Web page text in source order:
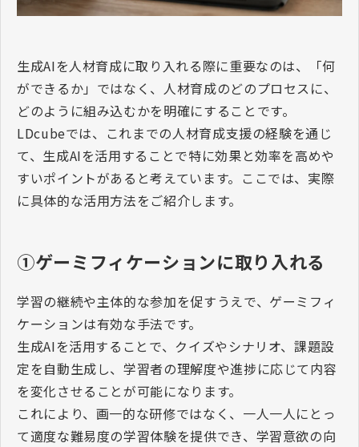
生成AIを人材育成に取り入れる際に重要なのは、「何
ができるか」ではなく、人材育成のどのプロセスに、
どのように組み込むかを明確にすることです。
LDcubeでは、これまでの人材育成支援の経験を通じ
て、生成AIを活用することで特に効果と効率を高めや
すいポイントがあると考えています。ここでは、実際
に具体的な活用方法をご紹介します。
①ゲーミフィケーションに取り入れる
学習の継続や主体的な参加を促すうえで、ゲーミフィ
ケーションは有効な手法です。
生成AIを活用することで、クイズやシナリオ、課題設
定を自動生成し、学習者の理解度や進捗に応じて内容
を変化させることが可能になります。
これにより、画一的な研修ではなく、一人一人にとっ
て適度な難易度の学習体験を提供でき、学習意欲の向